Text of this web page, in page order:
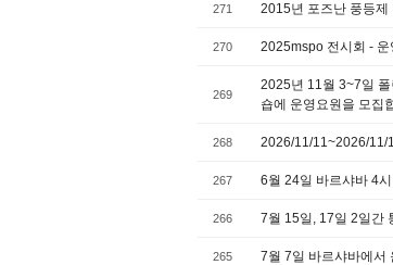
271 2015년 포즈난 풍등제
270 2025mspo 전시회 -
269
2025년 11월 3~7일
숍에 운영요원을 모집
268 2026/11/11~2026/11/
267 6월 24일 바르샤바 4
266 7월 15일, 17일 2일간
265 7월 7일 바르샤바에서